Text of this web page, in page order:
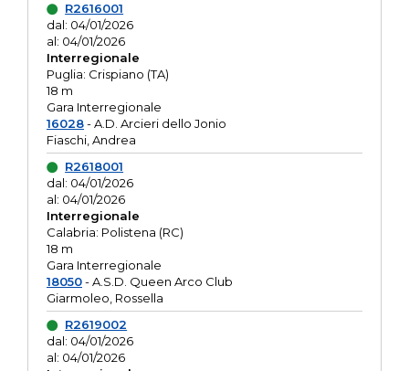
R2616001
dal: 04/01/2026
al: 04/01/2026
Interregionale
Puglia: Crispiano (TA)
18 m
Gara Interregionale
16028- A.D. Arcieri dello Jonio
Fiaschi, Andrea
R2618001
dal: 04/01/2026
al: 04/01/2026
Interregionale
Calabria: Polistena (RC)
18 m
Gara Interregionale
18050- A.S.D. Queen Arco Club
Giarmoleo, Rossella
R2619002
dal: 04/01/2026
al: 04/01/2026